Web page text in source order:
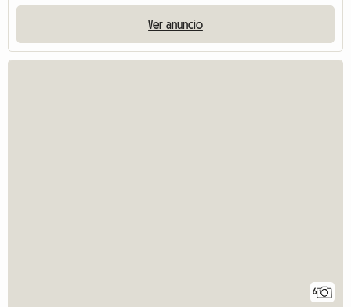
Ver anuncio
6